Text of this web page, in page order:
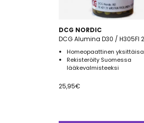
DCG NORDIC
DCG Alumina D30 / H305FI
Homeopaattinen
Rekisteröity Suomessa
lääkevalmisteeksi
25,95€